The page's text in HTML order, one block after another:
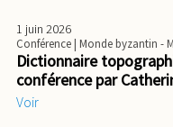
1 juin 2026
Conférence| Monde byzantin -
Dictionnaire
conférence par
Voir